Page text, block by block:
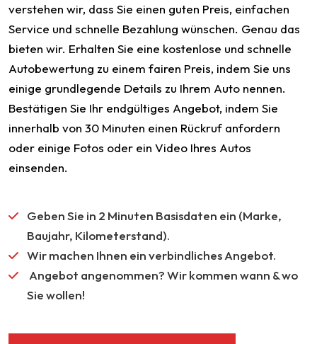
verstehen wir, dass Sie einen guten Preis, einfachen
Service und schnelle Bezahlung wünschen. Genau das
bieten wir. Erhalten Sie eine kostenlose und schnelle
Autobewertung zu einem fairen Preis, indem Sie uns
einige grundlegende Details zu Ihrem Auto nennen.
Bestätigen Sie Ihr endgültiges Angebot, indem Sie
innerhalb von 30 Minuten einen Rückruf anfordern
oder einige Fotos oder ein Video Ihres Autos
einsenden.
Geben Sie in 2 Minuten Basisdaten ein (Marke,
Baujahr, Kilometerstand).
Wir machen Ihnen ein verbindliches Angebot.
Angebot angenommen? Wir kommen wann & wo
Sie wollen!